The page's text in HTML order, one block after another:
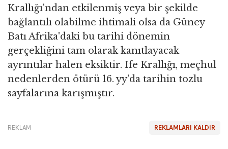
Krallığı'ndan etkilenmiş veya bir şekilde
bağlantılı olabilme ihtimali olsa da Güney
Batı Afrika'daki bu tarihi dönemin
gerçekliğini tam olarak kanıtlayacak
ayrıntılar halen eksiktir. Ife Krallığı, meçhul
nedenlerden ötürü 16. yy'da tarihin tozlu
sayfalarına karışmıştır.
REKLAMLARI KALDIR
REKLAM